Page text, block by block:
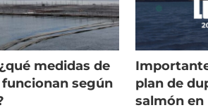
medidas de
según
plan de
salmón en